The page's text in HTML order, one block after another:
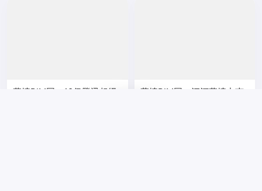
幕墙BIM网：18亿腾讯超级
幕墙BIM网：江河幕墙中南